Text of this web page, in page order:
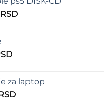
555 RSD
do
RSDRaspon
Raspon
935 RSD
do
za laptop
Raspon